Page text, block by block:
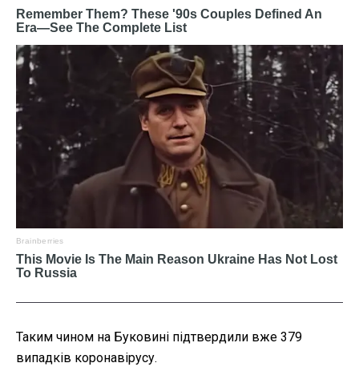
Таким чином на Буковині підтвердили вже 379
випадків коронавірусу.